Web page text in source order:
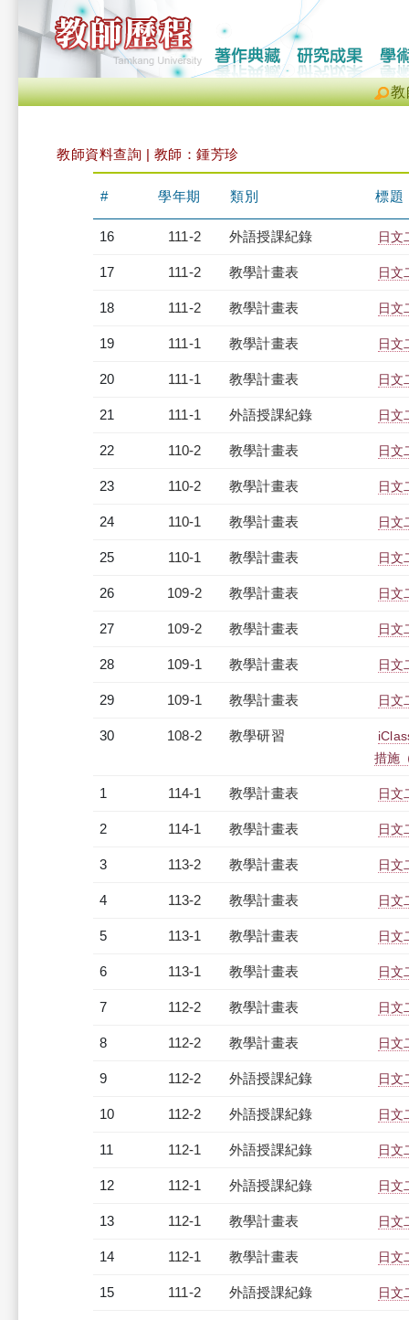
教
教師資料查詢 | 教師：鍾芳珍
# 學年期 類別 標題
16 111-2 外語授課紀錄 日文
17 111-2 教學計畫表 日文
18 111-2 教學計畫表 日文
19 111-1 教學計畫表 日文
20 111-1 教學計畫表 日文
21 111-1 外語授課紀錄 日文
22 110-2 教學計畫表 日文
23 110-2 教學計畫表 日文
24 110-1 教學計畫表 日文
25 110-1 教學計畫表 日文
26 109-2 教學計畫表 日文
27 109-2 教學計畫表 日文
28 109-1 教學計畫表 日文
29 109-1 教學計畫表 日文
30 108-2 教學研習
措施
1 114-1 教學計畫表 日文
2 114-1 教學計畫表 日文
3 113-2 教學計畫表 日文
4 113-2 教學計畫表 日文
5 113-1 教學計畫表 日文
6 113-1 教學計畫表 日文
7 112-2 教學計畫表 日文
8 112-2 教學計畫表 日文
9 112-2 外語授課紀錄 日文
10 112-2 外語授課紀錄 日文
11 112-1 外語授課紀錄 日文
12 112-1 外語授課紀錄 日文
13 112-1 教學計畫表 日文
14 112-1 教學計畫表 日文
15 111-2 外語授課紀錄 日文